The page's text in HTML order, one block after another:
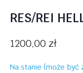
RES/REI
1200,00 zł
Na stanie (może być